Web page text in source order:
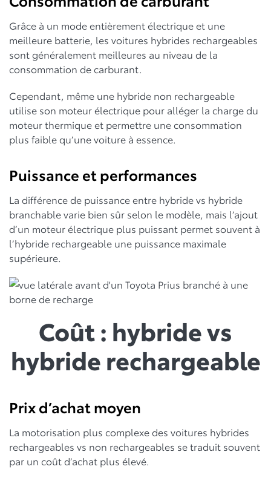
Grâce à un mode entièrement électrique et une
meilleure batterie, les voitures hybrides rechargeables
sont généralement meilleures au niveau de la
consommation de carburant.
Cependant, même une hybride non rechargeable
utilise son moteur électrique pour alléger la charge du
moteur thermique et permettre une consommation
plus faible qu’une voiture à essence.
Puissance et performances
La différence de puissance entre hybride vs hybride
branchable varie bien sûr selon le modèle, mais l’ajout
d’un moteur électrique plus puissant permet souvent à
l’hybride rechargeable une puissance maximale
supérieure.
Coût : hybride vs
hybride rechargeable
Prix d’achat moyen
La motorisation plus complexe des voitures hybrides
rechargeables vs non rechargeables se traduit souvent
par un coût d’achat plus élevé.